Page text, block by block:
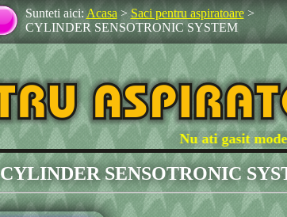
Sunteti aici: Acasa > Saci pentru aspiratoare>
CYLINDER SENSOTRONIC SYSTEM
Nu ati gasit modelul
CYLINDER SENSOTRONIC